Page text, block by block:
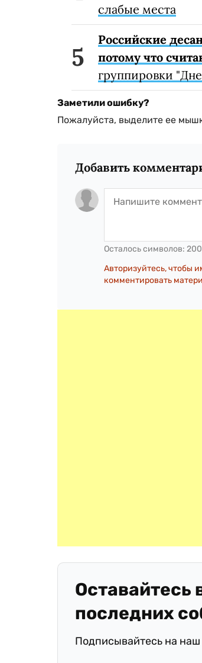
слабые места
Российские
потому что
группировки
Заметили ошибку?
Пожалуйста, выделите ее
Добавить
Осталось символов:
Авторизуйтесь, чтобы
комментировать
Оставайтесь
последних
Подписывайтесь на наш